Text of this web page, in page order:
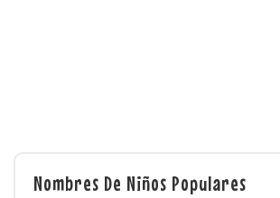
Nombres De Niños Populares